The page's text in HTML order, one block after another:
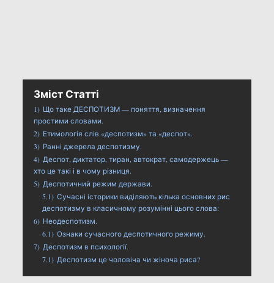
Зміст Статті
1) Що таке ДЕСПОТИЗМ — поняття, визначення
простими словами.
2) Етимологія слів «деспотизм» та «деспот».
3) Ранні джерела деспотизму.
4) Деспот, диктатор, тиран, автократ, самодержець —
хто це такі і в чому різниця.
5) Деспотичний режим держави.
5.1) Сучасні історики виділяють кілька основних рис
деспотизму в класичному розумінні цього слова:
6) Неодеспотизм.
6.1) Ознаки сучасного деспотичного режиму.
7) Деспотизм в психології.
7.1) Деспотизм це чоловіча чи жіноча риса?